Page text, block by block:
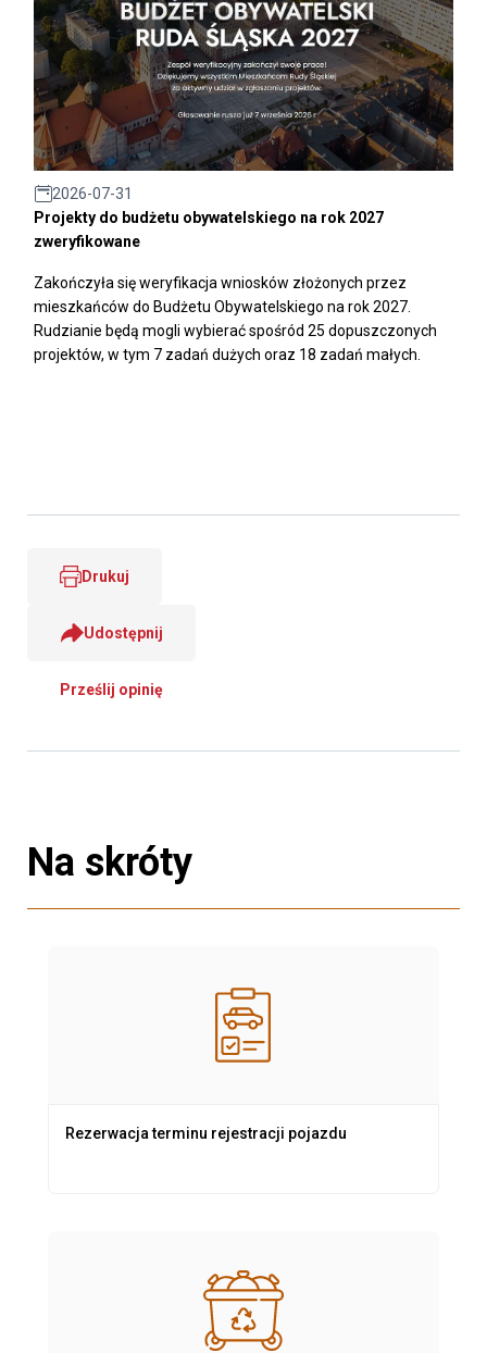
2026-07-31
Projekty do budżetu obywatelskiego na rok 2027
zweryfikowane
Zakończyła się weryfikacja wniosków złożonych przez
mieszkańców do Budżetu Obywatelskiego na rok 2027.
Rudzianie będą mogli wybierać spośród 25 dopuszczonych
projektów, w tym 7 zadań dużych oraz 18 zadań małych.
Drukuj
Udostępnij
Prześlij opinię
Na skróty
Rezerwacja terminu rejestracji pojazdu